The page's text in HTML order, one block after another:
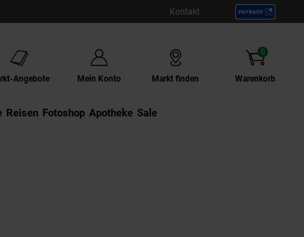
Kontakt
Angebote Mein Konto Markt finden Warenkorb
0
Artikel
Externer Link:
Reisen Externer Link:
Fotoshop Externer Link:
Apotheke Sale